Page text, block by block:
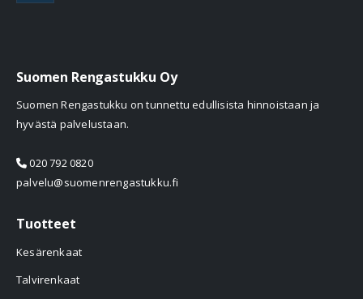
Suomen Rengastukku Oy
Suomen Rengastukku on tunnettu edullisista hinnoistaan ja
hyvästä palvelustaan.
020 792 0820
palvelu@suomenrengastukku.fi
Tuotteet
Kesärenkaat
Talvirenkaat